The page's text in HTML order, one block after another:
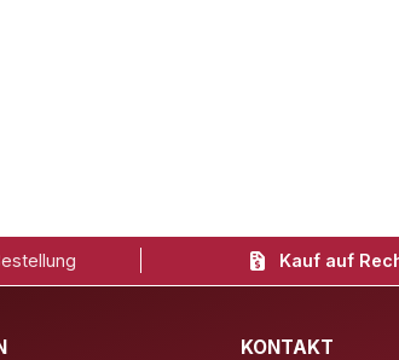
Kauf auf
KONTAKT